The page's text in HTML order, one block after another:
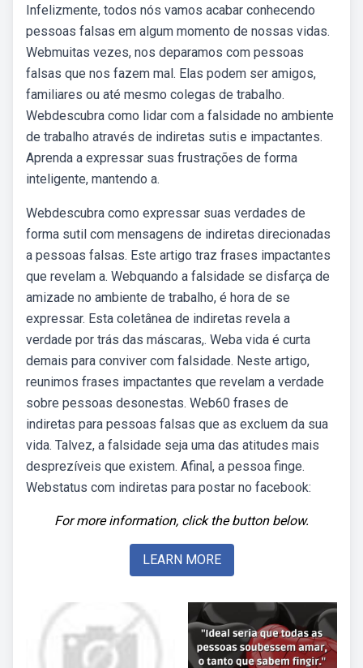
Infelizmente, todos nós vamos acabar conhecendo
pessoas falsas em algum momento de nossas vidas.
Webmuitas vezes, nos deparamos com pessoas
falsas que nos fazem mal. Elas podem ser amigos,
familiares ou até mesmo colegas de trabalho.
Webdescubra como lidar com a falsidade no ambiente
de trabalho através de indiretas sutis e impactantes.
Aprenda a expressar suas frustrações de forma
inteligente, mantendo a.
Webdescubra como expressar suas verdades de
forma sutil com mensagens de indiretas direcionadas
a pessoas falsas. Este artigo traz frases impactantes
que revelam a. Webquando a falsidade se disfarça de
amizade no ambiente de trabalho, é hora de se
expressar. Esta coletânea de indiretas revela a
verdade por trás das máscaras,. Weba vida é curta
demais para conviver com falsidade. Neste artigo,
reunimos frases impactantes que revelam a verdade
sobre pessoas desonestas. Web60 frases de
indiretas para pessoas falsas que as excluem da sua
vida. Talvez, a falsidade seja uma das atitudes mais
desprezíveis que existem. Afinal, a pessoa finge.
Webstatus com indiretas para postar no facebook:
For more information, click the button below.
LEARN MORE